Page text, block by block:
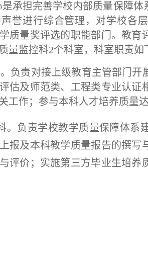
承担完善学校内部质量保障体
誉进行综合管理，对学校各
质量奖评选的职能部门。教育
量监控科2个科室，科室职责如
负责对接上级教育主管部门开
估及师范类、工程类专业认证
工作；参与本科人才培养质量
。负责学校教学质量保障体系
报及本科教学质量报告的撰写
评价；实施第三方毕业生培养